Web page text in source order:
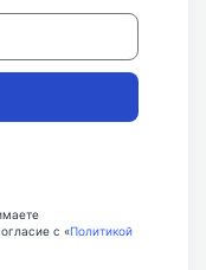
с «Политикой